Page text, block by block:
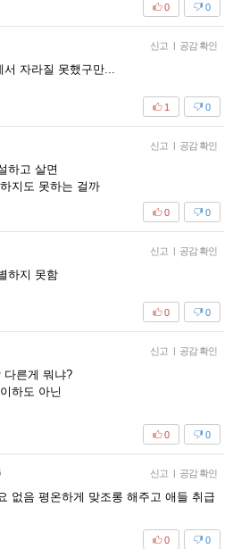
0
0
신고 | 공감 확인
서 자라질 못했구만...
0
1
신고 | 공감 확인
하고 살면
지도 못하는 걸까
0
0
신고 | 공감 확인
하지 못함
0
0
신고 | 공감 확인
다른게 뭐냐?
하도 아닌
0
0
신고 | 공감 확인
없음 평온하게 맞조롱 해주고 애들 취급
0
0